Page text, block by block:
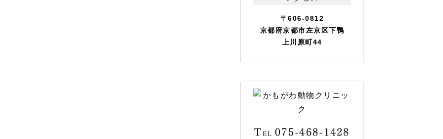
〒606-0812
京都府京都市左京区下鴨
上川原町44
TEL 075-468-1428